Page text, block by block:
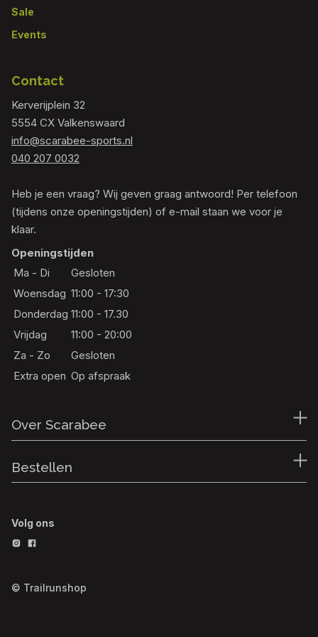
Sale
Events
Contact
Kerverijplein 32
5554 CX Valkenswaard
info@scarabee-sports.nl
040 207 0032
Heb je een vraag? Wij geven graag antwoord! Per telefoon
(tijdens onze openingstijden) of e-mail staan we voor je
klaar.
Openingstijden
Ma - Di
Gesloten
Woensdag 11:00 - 17:30
Donderdag 11:00 - 17.30
Vrijdag
11:00 - 20:00
Za - Zo
Gesloten
Extra open Op afspraak
Over Scarabee
Bestellen
Volg ons
© Trailrunshop